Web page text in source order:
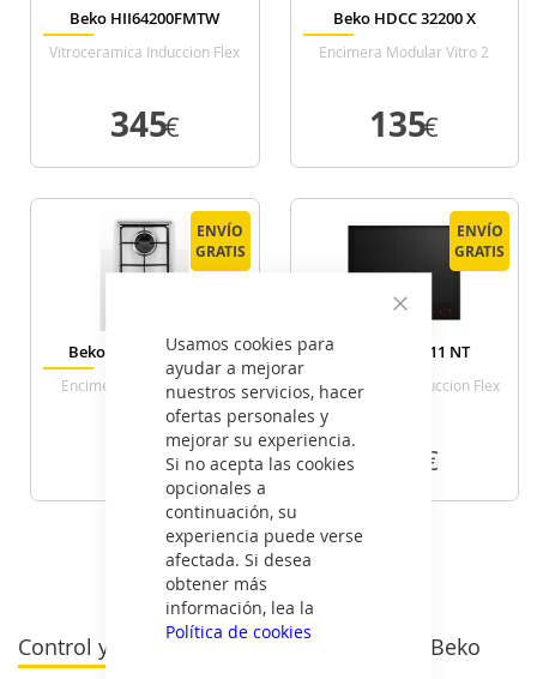
Usamos cookies para
ayudar a mejorar
nuestros servicios, hacer
ofertas personales y
mejorar su experiencia.
Si no acepta las cookies
opcionales a
continuación, su
experiencia puede verse
afectada. Si desea
obtener más
información, lea la
Política de cookies
Beko HII64200FMTW
Vitroceramica Induccion Flex
345
€
Beko HDCC 32200 X
Encimera Modular Vitro 2
135
€
ENVÍO
GRATIS
ENVÍO
GRATIS
Beko HDCG 32220 FX
Encimera Modular A Gas
Natural 2 Zonas De Coccion
Ancho 30 Cm
VER DETALLE
95€
ENVÍO
GRATIS
ENVÍO
GRATIS
Beko HII 68811 NT
Vitroceramica Induccion Flex
529€
Ver todas las placas de cocina >
Control y Facilidad con el Panel Táctil de Beko